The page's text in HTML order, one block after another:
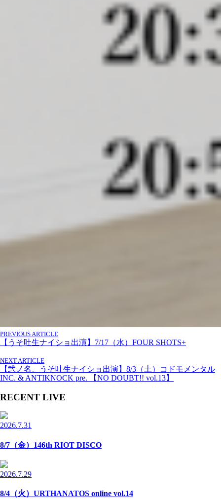
PREVIOUS ARTICLE
【うそ吐生ナイショ出演】7/17（水）FOUR SHOTS+
NEXT ARTICLE
【弐ノ名、うそ吐生ナイショ出演】8/3（土）コドモメンタル
INC. & ANTIKNOCK pre. 【NO DOUBT!! vol.13】
RECENT LIVE
2026.7.31
8/7（金）146th RIOT DISCO
2026.7.29
8/4（火）URTHANATOS online vol.14